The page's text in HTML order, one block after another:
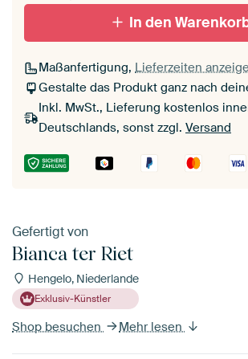
In den
Maßanfertigung, Lieferzeiten
Gestalte das Produkt ganz nach
Inkl. MwSt., Lieferung kostenlos
Deutschlands, sonst zzgl. Versand
Gefertigt von
Bianca ter Riet
Hengelo, Niederlande
Exklusiv-Künstler
Shop besuchen Mehr lesen